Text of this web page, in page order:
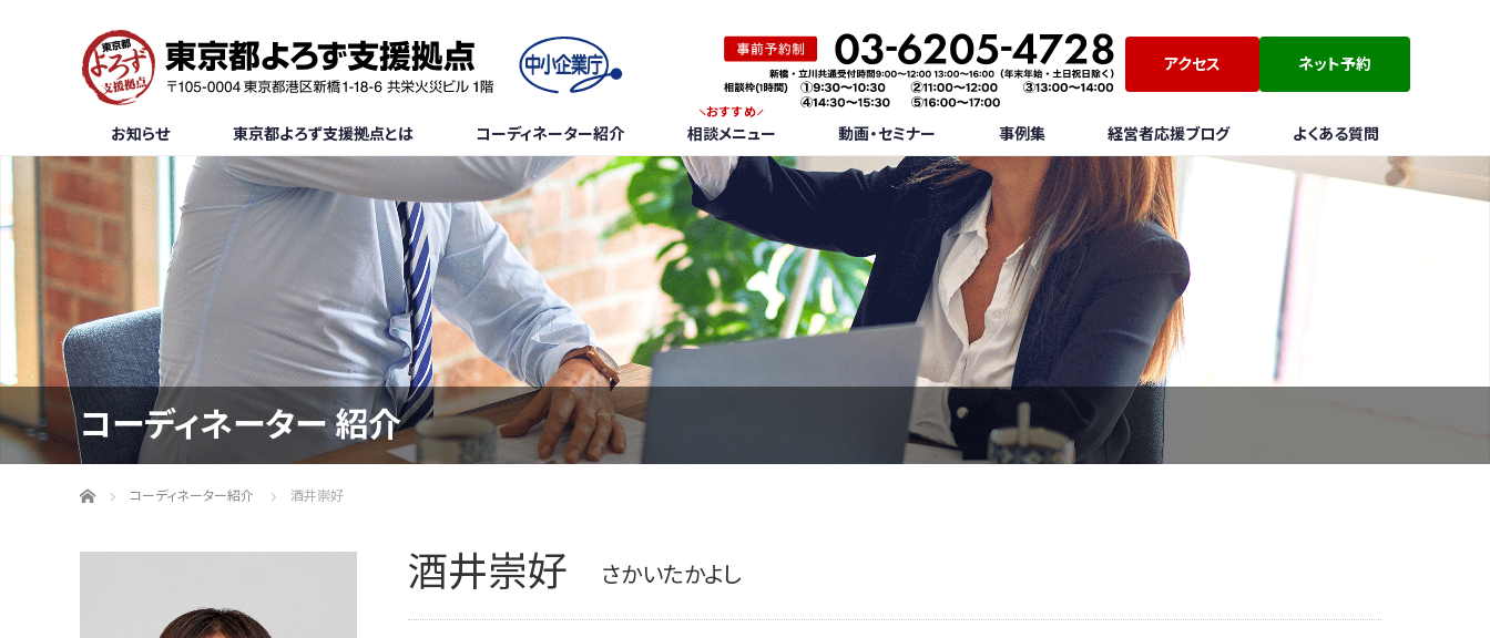
アクセス ネット予約
お知らせ 東京都よろず支援拠点とは コーディネーター紹介
おすすめ
相談メニュー 動画・セミナー 事例集 経営者応援ブログ よくある質問
コーディネーター 紹介
ホーム コーディネーター紹介 酒井崇好
酒井崇好 さかいたかよし